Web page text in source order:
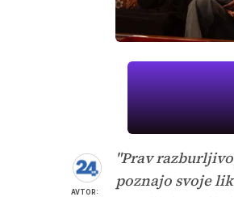
AVTOR:
"Prav
poznajo svoje